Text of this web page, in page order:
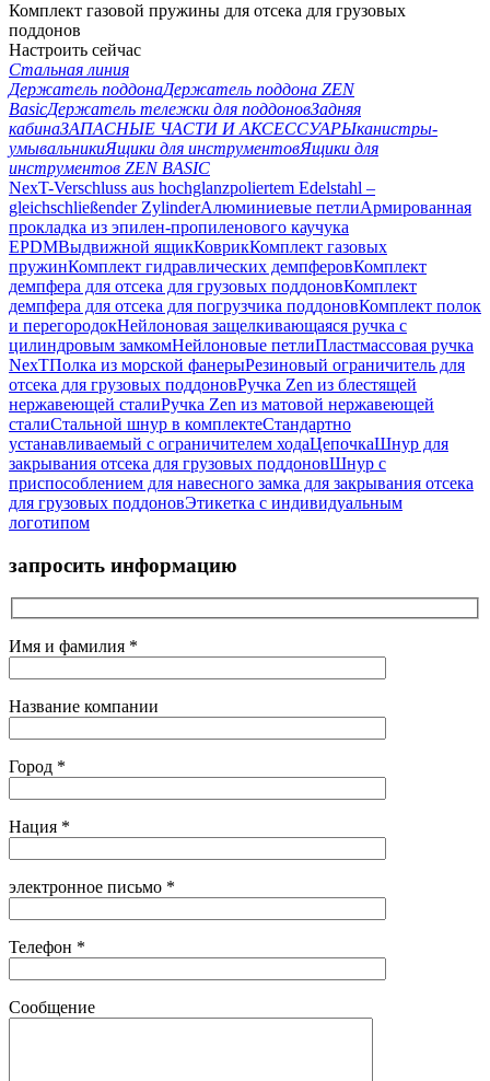
Комплект газовой пружины для отсека для грузовых
поддонов
Настроить сейчас
Стальная линия
Держатель поддонаДержатель поддона ZEN
BasicДержатель тележки для поддоновЗадняя
кабинаЗАПАСНЫЕ ЧАСТИ И АКСЕССУАРЫканистры-
умывальникиЯщики для инструментовЯщики для
инструментов ZEN BASIC
NexT-Verschluss aus hochglanzpoliertem Edelstahl –
gleichschließender ZylinderАлюминиевые петлиАрмированная
прокладка из эпилен-пропиленового каучука
EPDMВыдвижной ящикКоврикКомплект газовых
пружинКомплект гидравлических демпферовКомплект
демпфера для отсека для грузовых поддоновКомплект
демпфера для отсека для погрузчика поддоновКомплект полок
и перегородокНейлоновая защелкивающаяся ручка с
цилиндровым замкомНейлоновые петлиПластмассовая ручка
NexTПолка из морской фанерыРезиновый ограничитель для
отсека для грузовых поддоновРучка Zen из блестящей
нержавеющей сталиРучка Zen из матовой нержавеющей
сталиСтальной шнур в комплектеСтандартно
устанавливаемый с ограничителем ходаЦепочкаШнур для
закрывания отсека для грузовых поддоновШнур с
приспособлением для навесного замка для закрывания отсека
для грузовых поддоновЭтикетка с индивидуальным
логотипом
запросить информацию
Имя и фамилия *
Название компании
Город *
Нация *
электронное письмо *
Телефон *
Сообщение